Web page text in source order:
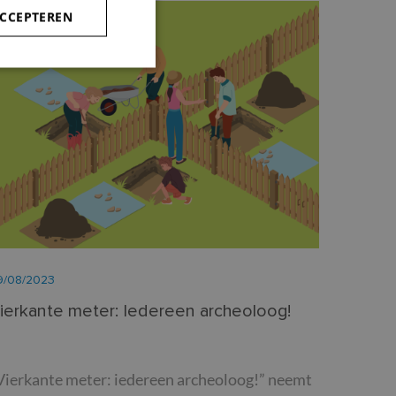
Archeologie
08/2023
meter: Iedereen archeoloog!
meter: iedereen archeoloog!” neemt
en
service
De
om
van de PHP-taal.
te onderhouden.
te maken tussen